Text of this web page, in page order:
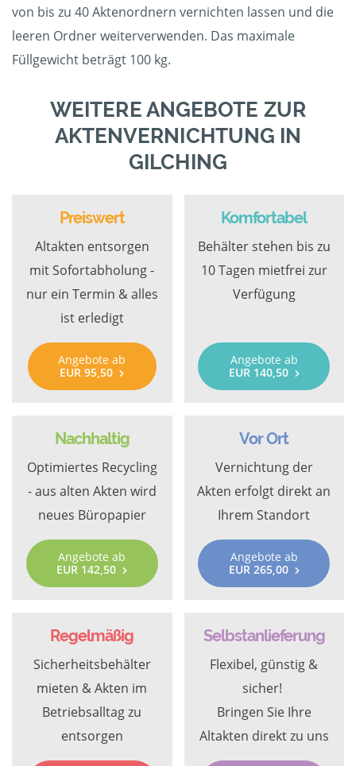
von bis zu 40 Aktenordnern vernichten lassen und die
leeren Ordner weiterverwenden. Das maximale
Füllgewicht beträgt 100 kg.
WEITERE ANGEBOTE ZUR
AKTENVERNICHTUNG IN
GILCHING
Preiswert
Altakten entsorgen
mit Sofortabholung -
nur ein Termin & alles
ist erledigt
Angebote ab
EUR 95,50
Komfortabel
Behälter stehen bis zu
10 Tagen mietfrei zur
Verfügung
Angebote ab
EUR 140,50
Nachhaltig
Optimiertes Recycling
- aus alten Akten wird
neues Büropapier
Angebote ab
EUR 142,50
Vor Ort
Vernichtung der
Akten erfolgt direkt an
Ihrem Standort
Angebote ab
EUR 265,00
Regelmäßig
Sicherheitsbehälter
mieten & Akten im
Betriebsalltag zu
entsorgen
Selbstanlieferung
Flexibel, günstig &
sicher!
Bringen Sie Ihre
Altakten direkt zu uns